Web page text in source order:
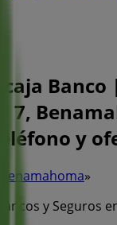
Banco
7,
y
»
y Seguros